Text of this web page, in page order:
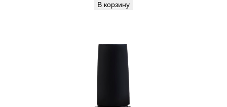
В корзину